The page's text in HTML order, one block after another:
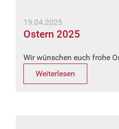
19.04.2025
Ostern 2025
Wir wünschen euch frohe
Weiterlesen